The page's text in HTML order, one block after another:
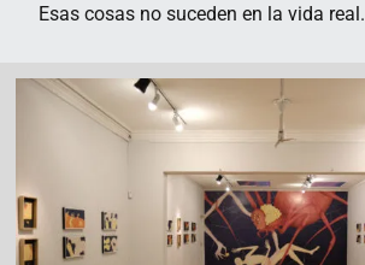
Esas cosas no suceden en la vida real.